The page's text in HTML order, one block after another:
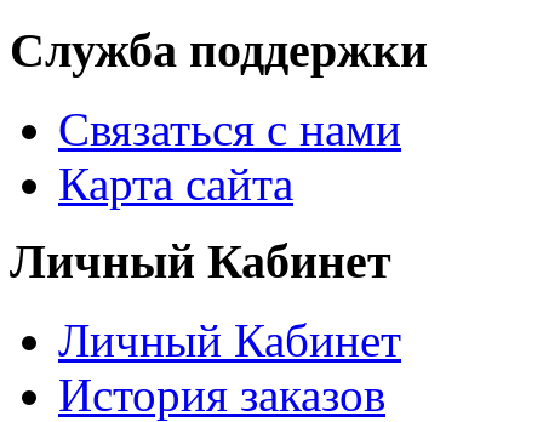
Служба поддержки
Связаться с нами
Карта сайта
Личный Кабинет
Личный Кабинет
История заказов